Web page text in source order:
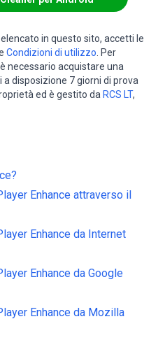
in questo sito, accetti le
Condizioni di utilizzo. Per
necessario acquistare una
a disposizione 7 giorni di prova
ed è gestito da RCS LT,
Enhance attraverso il
Enhance da Internet
Enhance da Google
Enhance da Mozilla